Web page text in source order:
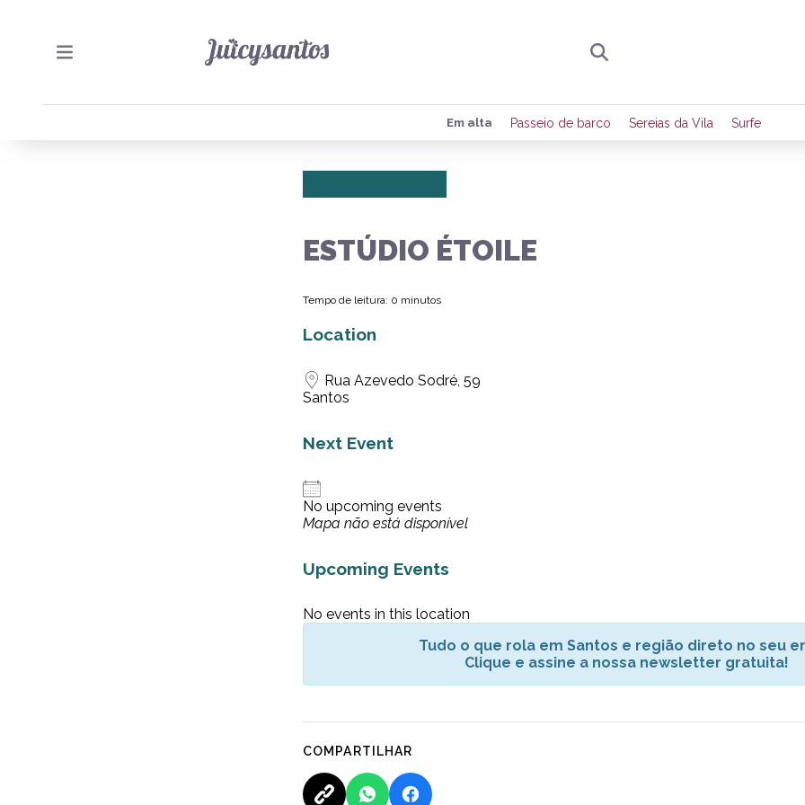
Preencha seus dados para receber toda
de eventos e notícias da região.
Em alta Passeio de barco Sereias da Vila Surfe
ESTÚDIO ÉTOILE
Tempo de leitura: 0 minutos
Location
Rua Azevedo Sodré, 59
Santos
Next Event
No upcoming events
Mapa não está disponível
Upcoming Events
No events in this location
Tudo o que rola em Santos e região direto no seu
Clique e assine a nossa newsletter gratuita!
COMPARTILHAR